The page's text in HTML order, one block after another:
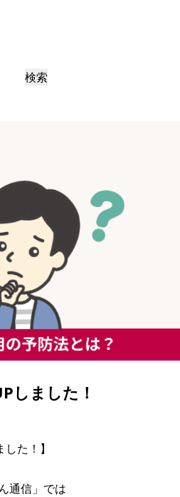
検索
しました！
た！】
通信」では